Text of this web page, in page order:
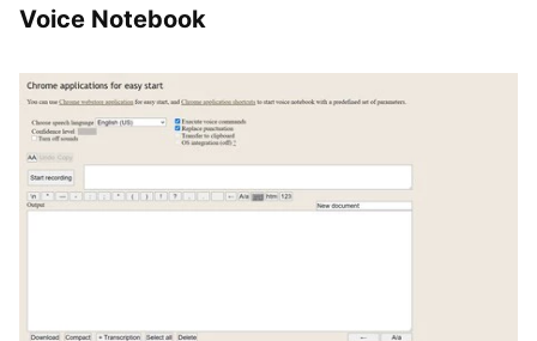
Voice Notebook